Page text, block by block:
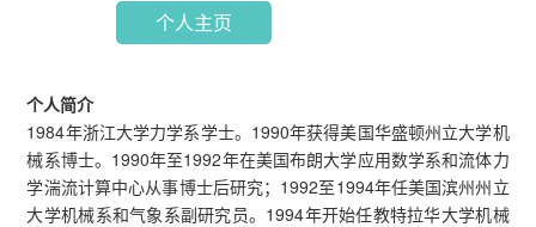
个人主页
个人简介
1984年浙江大学力学系学士。1990年获得美国华盛顿州立大学机
械系博士。1990年至1992年在美国布朗大学应用数学系和流体力
学湍流计算中心从事博士后研究；1992至1994年任美国滨州州立
大学机械系和气象系副研究员。1994年开始任教特拉华大学机械